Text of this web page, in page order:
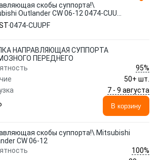
скобы суппорта!\
Outlander CW 06-12 0474-CUUPF
0474-CUUPF
НАПРАВЛЯЮЩАЯ СУППОРТА
ПЕРЕДНЕГО
95%
50+ шт.
7 - 9 августа
В корзину
скобы суппорта!\ Mitsubishi
CW 06-12
100%